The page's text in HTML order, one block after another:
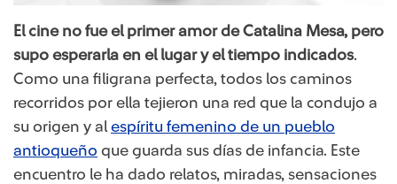
El cine no fue el primer amor de Catalina Mesa, pero
supo esperarla en el lugar y el tiempo indicados.
Como una filigrana perfecta, todos los caminos
recorridos por ella tejieron una red que la condujo a
su origen y al espíritu femenino de un pueblo
antioqueño​ ​ que guarda sus días de infancia. Este
encuentro le ha dado relatos, miradas, sensaciones